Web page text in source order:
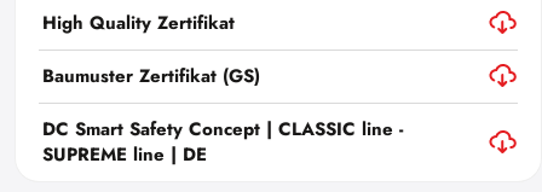
High Quality Zertifikat
Baumuster Zertifikat (GS)
DC Smart Safety Concept | CLASSIC line -
SUPREME line | DE